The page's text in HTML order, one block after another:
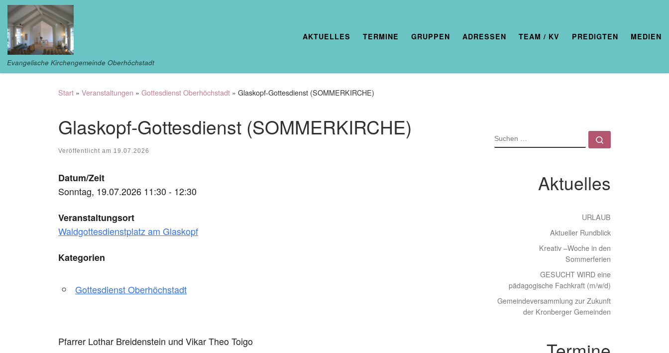
Zum Inhalt springen
Evangelische Kirchengemeinde Oberhöchstadt
AKTUELLES TERMINE GRUPPEN ADRESSEN TEAM / KV PREDIGTEN MEDIEN
Start » Veranstaltungen » Gottesdienst Oberhöchstadt » Glaskopf-Gottesdienst (SOMMERKIRCHE)
Glaskopf-Gottesdienst (SOMMERKIRCHE)
Veröffentlicht am 19.07.2026
Datum/Zeit
Sonntag, 19.07.2026 11:30 - 12:30
Veranstaltungsort
Waldgottesdienstplatz am Glaskopf
Kategorien
Gottesdienst Oberhöchstadt
Pfarrer Lothar Breidenstein und Vikar Theo Toigo
SUCHE
Aktuelles
URLAUB
Aktueller Rundblick
Kreativ –Woche in den
Sommerferien
GESUCHT WIRD eine
pädagogische Fachkraft (m/w/d)
Gemeindeversammlung zur Zukunft
der Kronberger Gemeinden